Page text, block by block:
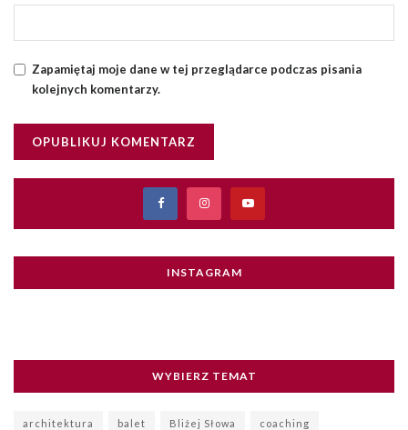
Zapamiętaj moje dane w tej przeglądarce podczas pisania
kolejnych komentarzy.
INSTAGRAM
WYBIERZ TEMAT
architektura balet Bliżej Słowa coaching